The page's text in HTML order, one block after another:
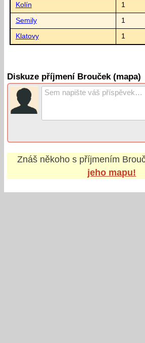
Kolín 1
Semily 1
Klatovy 1
Diskuze příjmení Brouček (mapa)
Znáš někoho s příjmením
jeho mapu!